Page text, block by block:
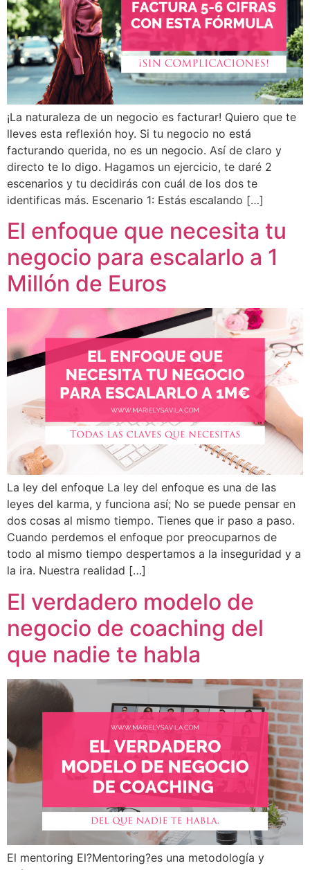
¡La naturaleza de un negocio es facturar! Quiero que te
lleves esta reflexión hoy. Si tu negocio no está
facturando querida, no es un negocio. Así de claro y
directo te lo digo. Hagamos un ejercicio, te daré 2
escenarios y tu decidirás con cuál de los dos te
identificas más. Escenario 1: Estás escalando […]
El enfoque que necesita tu
negocio para escalarlo a 1
Millón de Euros
La ley del enfoque La ley del enfoque es una de las
leyes del karma, y funciona así; No se puede pensar en
dos cosas al mismo tiempo. Tienes que ir paso a paso.
Cuando perdemos el enfoque por preocuparnos de
todo al mismo tiempo despertamos a la inseguridad y a
la ira. Nuestra realidad […]
El verdadero modelo de
negocio de coaching del
que nadie te habla
El mentoring El?Mentoring?es una metodología y